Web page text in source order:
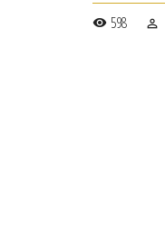
598